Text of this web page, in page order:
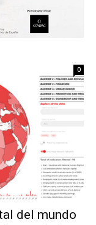
0
del mundo